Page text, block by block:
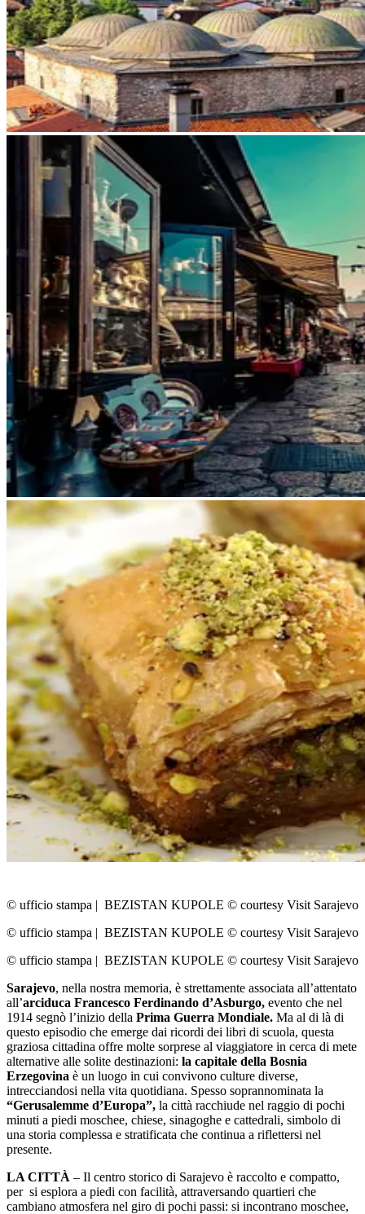
© ufficio stampa | BEZISTAN KUPOLE © courtesy Visit Sarajevo
© ufficio stampa | BEZISTAN KUPOLE © courtesy Visit Sarajevo
© ufficio stampa | BEZISTAN KUPOLE © courtesy Visit Sarajevo
Sarajevo, nella nostra memoria, è strettamente associata all’attentato
all’arciduca Francesco Ferdinando d’Asburgo, evento che nel
1914 segnò l’inizio della Prima Guerra Mondiale. Ma al di là di
questo episodio che emerge dai ricordi dei libri di scuola, questa
graziosa cittadina offre molte sorprese al viaggiatore in cerca di mete
alternative alle solite destinazioni: la capitale della Bosnia
Erzegovina è un luogo in cui convivono culture diverse,
intrecciandosi nella vita quotidiana. Spesso soprannominata la
“Gerusalemme d’Europa”, la città racchiude nel raggio di pochi
minuti a piedi moschee, chiese, sinagoghe e cattedrali, simbolo di
una storia complessa e stratificata che continua a riflettersi nel
presente.
LA CITTÀ – Il centro storico di Sarajevo è raccolto e compatto,
per si esplora a piedi con facilità, attraversando quartieri che
cambiano atmosfera nel giro di pochi passi: si incontrano moschee,